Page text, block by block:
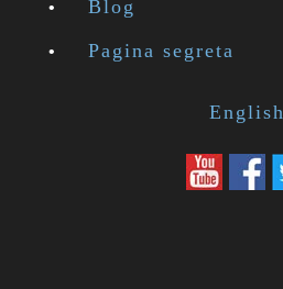
Blog
Pagina segreta
English